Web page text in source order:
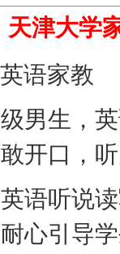
天津大学
语家教
男生，
开口，
语听说
心引导